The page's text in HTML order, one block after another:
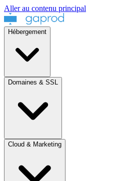
Aller au contenu principal
Hébergement
Domaines & SSL
Cloud & Marketing